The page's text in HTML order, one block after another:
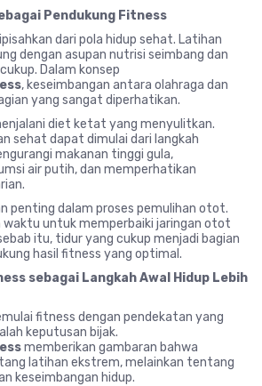
Pendukung Fitness
dari pola hidup sehat. Latihan
dengan asupan nutrisi seimbang dan
Dalam konsep
, keseimbangan antara olahraga dan
yang sangat diperhatikan.
diet ketat yang menyulitkan.
sehat dapat dimulai dari langkah
makanan tinggi gula,
air putih, dan memperhatikan
penting dalam proses pemulihan otot.
waktu untuk memperbaiki jaringan otot
itu, tidur yang cukup menjadi bagian
hasil fitness yang optimal.
sebagai Langkah Awal Hidup Lebih
fitness dengan pendekatan yang
keputusan bijak.
memberikan gambaran bahwa
latihan ekstrem, melainkan tentang
keseimbangan hidup.